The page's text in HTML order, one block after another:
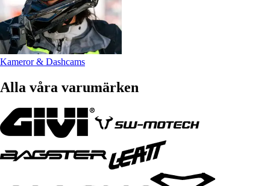
Kameror & Dashcams
Alla våra varumärken